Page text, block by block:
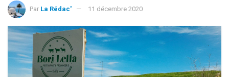
Par La Rédac' 11 décembre 2020